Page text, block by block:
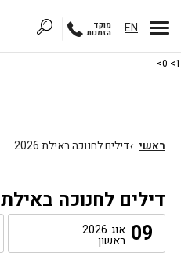
1> 0>
EN מוקד
הזמנות
ראשי ›דילים לחנוכה באילת 2026
דילים לחנוכה באילת 2026
09 אוג 2026
ראשון